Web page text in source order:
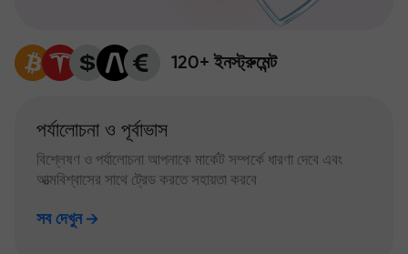
120+ ইনস্ট্রুমেন্ট
পর্যালোচনা ও পূর্বাভাস
বিশ্লেষণ ও পর্যালোচনা আপনাকে মার্কেট সম্পর্কে ধারণা দেবে এবং
আত্মবিশ্বাসের সাথে ট্রেড করতে সহায়তা করবে
সব দেখুন